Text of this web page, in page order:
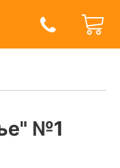
№1